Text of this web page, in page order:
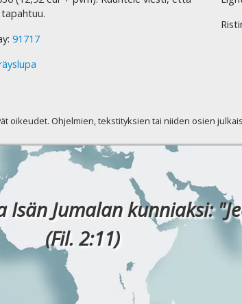
91717
oikeudet. Ohjelmien, tekstityksien tai niiden osien
Jumalan kunniaksi:
(Fil. 2:11)